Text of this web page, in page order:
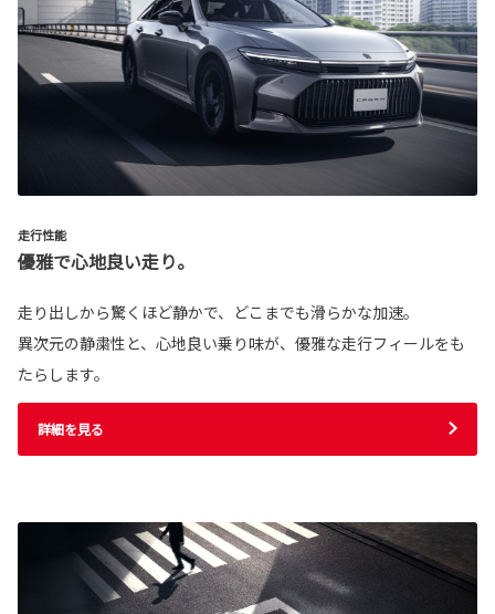
走行性能
優雅で心地良い走り。
走り出しから驚くほど静かで、どこまでも滑らかな加速。
異次元の静粛性と、心地良い乗り味が、優雅な走行フィールをも
たらします。
詳細を見る